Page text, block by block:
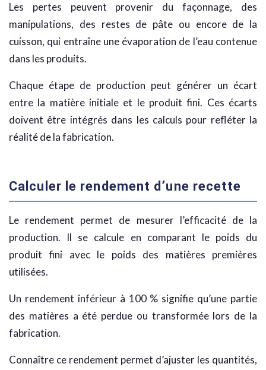
Les pertes peuvent provenir du façonnage, des
manipulations, des restes de pâte ou encore de la
cuisson, qui entraîne une évaporation de l’eau contenue
dans les produits.
Chaque étape de production peut générer un écart
entre la matière initiale et le produit fini. Ces écarts
doivent être intégrés dans les calculs pour refléter la
réalité de la fabrication.
Calculer le rendement d’une recette
Le rendement permet de mesurer l’efficacité de la
production. Il se calcule en comparant le poids du
produit fini avec le poids des matières premières
utilisées.
Un rendement inférieur à 100 % signifie qu’une partie
des matières a été perdue ou transformée lors de la
fabrication.
Connaître ce rendement permet d’ajuster les quantités,